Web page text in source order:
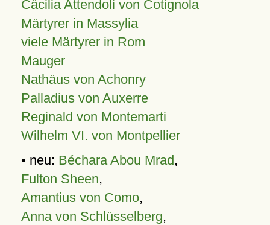
Cäcilia Attendoli von Cotignola
Märtyrer in Massylia
viele Märtyrer in Rom
Mauger
Nathäus von Achonry
Palladius von Auxerre
Reginald von Montemarti
Wilhelm VI. von Montpellier
• neu: Béchara Abou Mrad,
Fulton Sheen,
Amantius von Como,
Anna von Schlüsselberg,